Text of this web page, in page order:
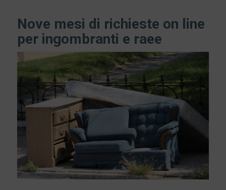
Nove mesi di richieste on line
per ingombranti e raee